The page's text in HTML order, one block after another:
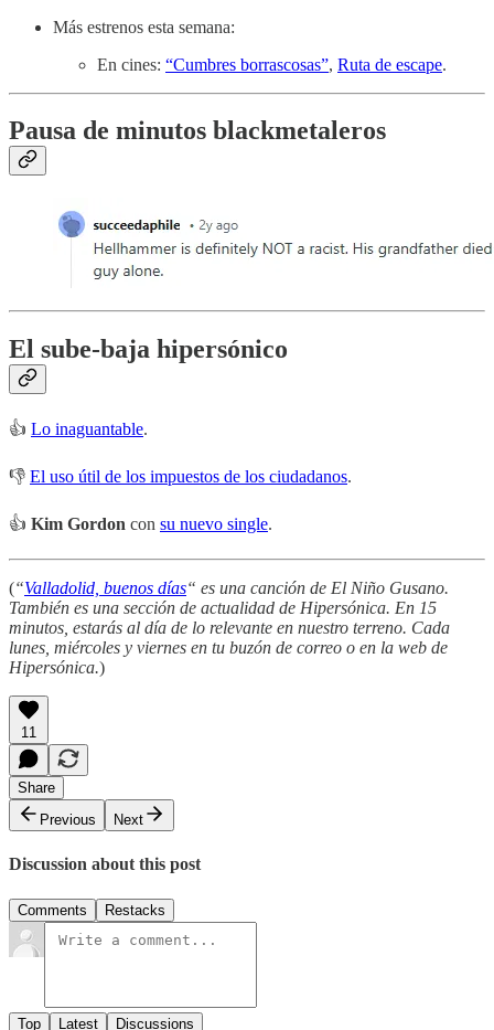
Más estrenos esta semana:
En cines: “Cumbres borrascosas”, Ruta de escape.
Pausa de minutos blackmetaleros
El sube-baja hipersónico
👍 Lo inaguantable.
👎 El uso útil de los impuestos de los ciudadanos.
👍 Kim Gordon con su nuevo single.
(“Valladolid, buenos días“ es una canción de El Niño Gusano.
También es una sección de actualidad de Hipersónica. En 15
minutos, estarás al día de lo relevante en nuestro terreno. Cada
lunes, miércoles y viernes en tu buzón de correo o en la web de
Hipersónica.)
11
Share
Previous
Next
Discussion about this post
Comments Restacks
Top Latest Discussions